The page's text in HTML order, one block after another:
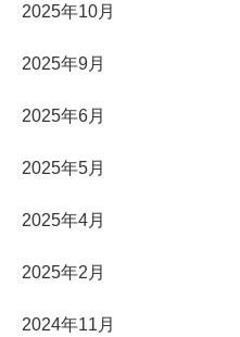
2025年10月
2025年9月
2025年6月
2025年5月
2025年4月
2025年2月
2024年11月